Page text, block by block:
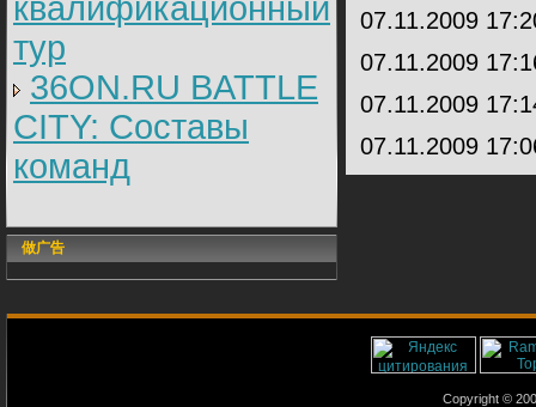
квалификационный
тур
36ON.RU BATTLE
CITY: Составы
команд
做广告
07.11.2009
07.11.2009
07.11.2009
07.11.2009
Copyright ©